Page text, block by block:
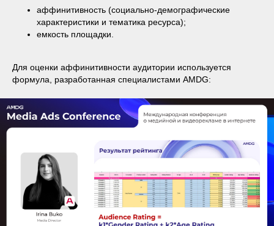
аффинитивность (социально-демографические
характеристики и тематика ресурса);
емкость площадки.
Для оценки аффинитивности аудитории используется
формула, разработанная специалистами AMDG: